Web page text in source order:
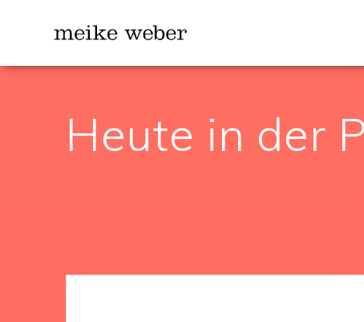
Heute in der